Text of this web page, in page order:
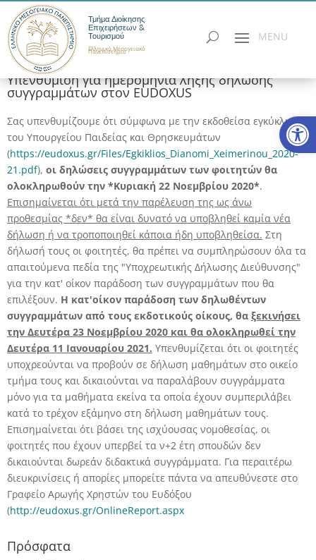
Τμήμα Διοίκησης
Επιχειρήσεων &
Τουρισμού
Ελληνικό Μεσογειακό
Πανεπιστήμιο
Υπενθύμιση για ημερομηνία λήξης δήλωσης
συγγραμμάτων στον EUDOXUS
Σας υπενθυμίζουμε ότι σύμφωνα με την εκδοθείσα εγκύκλιο
του Υπουργείου Παιδείας και Θρησκευμάτων
(https://eudoxus.gr/Files/Egkiklios_Dianomi_Xeimerinou_2020-
21.pdf), οι δηλώσεις συγγραμμάτων των φοιτητών θα
ολοκληρωθούν την *Κυριακή 22 Νοεμβρίου 2020*.
Επισημαίνεται ότι μετά την παρέλευση της ως άνω
προθεσμίας *δεν* θα είναι δυνατό να υποβληθεί καμία νέα
δήλωση ή να τροποποιηθεί κάποια ήδη υποβληθείσα. Στη
δήλωσή τους οι φοιτητές, θα πρέπει να συμπληρώσουν όλα τα
απαιτούμενα πεδία της "Υποχρεωτικής Δήλωσης Διεύθυνσης"
για την κατ' οίκον παράδοση των συγγραμμάτων που θα
επιλέξουν. Η κατ'οίκον παράδοση των δηλωθέντων
συγγραμμάτων από τους εκδοτικούς οίκους, θα ξεκινήσει
την Δευτέρα 23 Νοεμβρίου 2020 και θα ολοκληρωθεί την
Δευτέρα 11 Ιανουαρίου 2021. Υπενθυμίζεται ότι οι φοιτητές
υποχρεούνται να προβούν σε δήλωση μαθημάτων στο οικείο
τμήμα τους και δικαιούνται να παραλάβουν συγγράμματα
μόνο για τα μαθήματα εκείνα τα οποία έχουν συμπεριλάβει
κατά το τρέχον εξάμηνο στη δήλωση μαθημάτων τους.
Επισημαίνεται ότι βάσει της ισχύουσας νομοθεσίας, οι
φοιτητές που έχουν υπερβεί τα ν+2 έτη σπουδών δεν
δικαιούνται δωρεάν διδακτικά συγγράμματα. Για περαιτέρω
διευκρινίσεις ή απορίες μπορείτε πάντα να απευθύνεστε στο
Γραφείο Αρωγής Χρηστών του Ευδόξου
(http://eudoxus.gr/OnlineReport.aspx
Πρόσφατα